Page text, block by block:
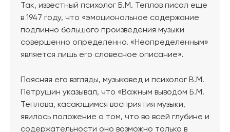
Так, известный психолог Б.М. Теплов писал еще
в 1947 году, что «эмоциональное содержание
подлинно большого произведения музыки
совершенно определенно. «Неопределенным»
является лишь его словесное описание».
Поясняя его взгляды, музыковед и психолог В.М.
Петрушин указывал, что «Важным выводом Б.М.
Теплова, касающимся восприятия музыки,
явилось положение о том, что во всей глубине и
содержательности оно возможно только в